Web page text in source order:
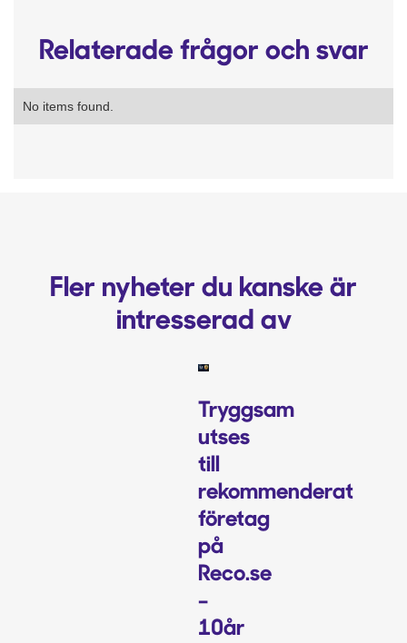
Relaterade frågor och svar
No items found.
Fler nyheter du kanske är
intresserad av
Tryggsam
utses
till
rekommenderat
företag
på
Reco.se
–
10år